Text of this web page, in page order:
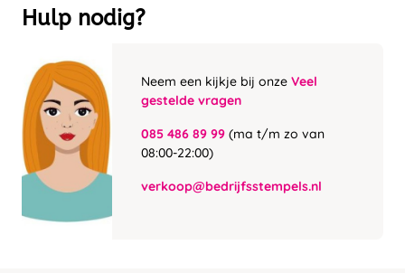
Hulp nodig?
Neem een kijkje bij onze Veel
gestelde vragen
085 486 89 99 (ma t/m zo van
08:00-22:00)
verkoop@bedrijfsstempels.nl